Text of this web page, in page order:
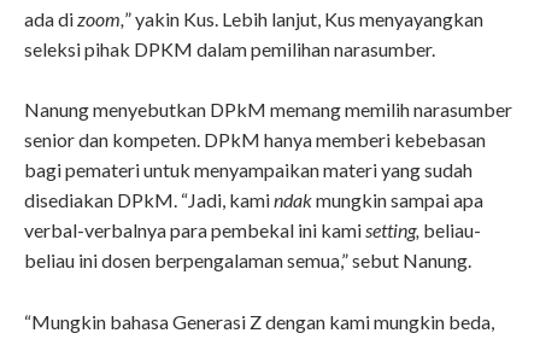
ada di zoom, ” yakin Kus. Lebih lanjut, Kus menyayangkan
seleksi pihak DPKM dalam pemilihan narasumber.
Nanung menyebutkan DPkM memang memilih narasumber
senior dan kompeten. DPkM hanya memberi kebebasan
bagi pemateri untuk menyampaikan materi yang sudah
disediakan DPkM. “Jadi, kamindakmungkin sampai apa
verbal-verbalnya para pembekal ini kamisetting, beliau-
beliau ini dosen berpengalaman semua,” sebut Nanung.
“Mungkin bahasa Generasi Z dengan kami mungkin beda,